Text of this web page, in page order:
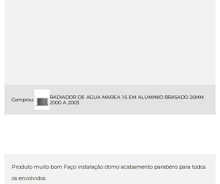
Comprou:
RADIADOR DE AGUA MAREA 1.6 EM ALUMINIO BRASADO 26MM
2000 A 2003
Produto muito bom Faço instalação ótimo acabamento parabéns para todos
os envolvidos